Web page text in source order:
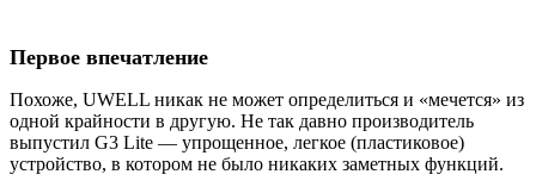
Первое впечатление
Похоже, UWELL никак не может определиться и «мечется» из
одной крайности в другую. Не так давно производитель
выпустил G3 Lite — упрощенное, легкое (пластиковое)
устройство, в котором не было никаких заметных функций.